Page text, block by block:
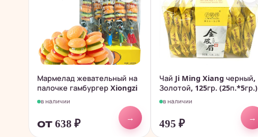
Мармелад жевательный на
палочке гамбургер Xiongzi
в наличии
от 638 ₽
→
Чай Ji Ming Xiang черный,
Золотой, 125гр. (25п.*5гр.)
в наличии
495 ₽
→